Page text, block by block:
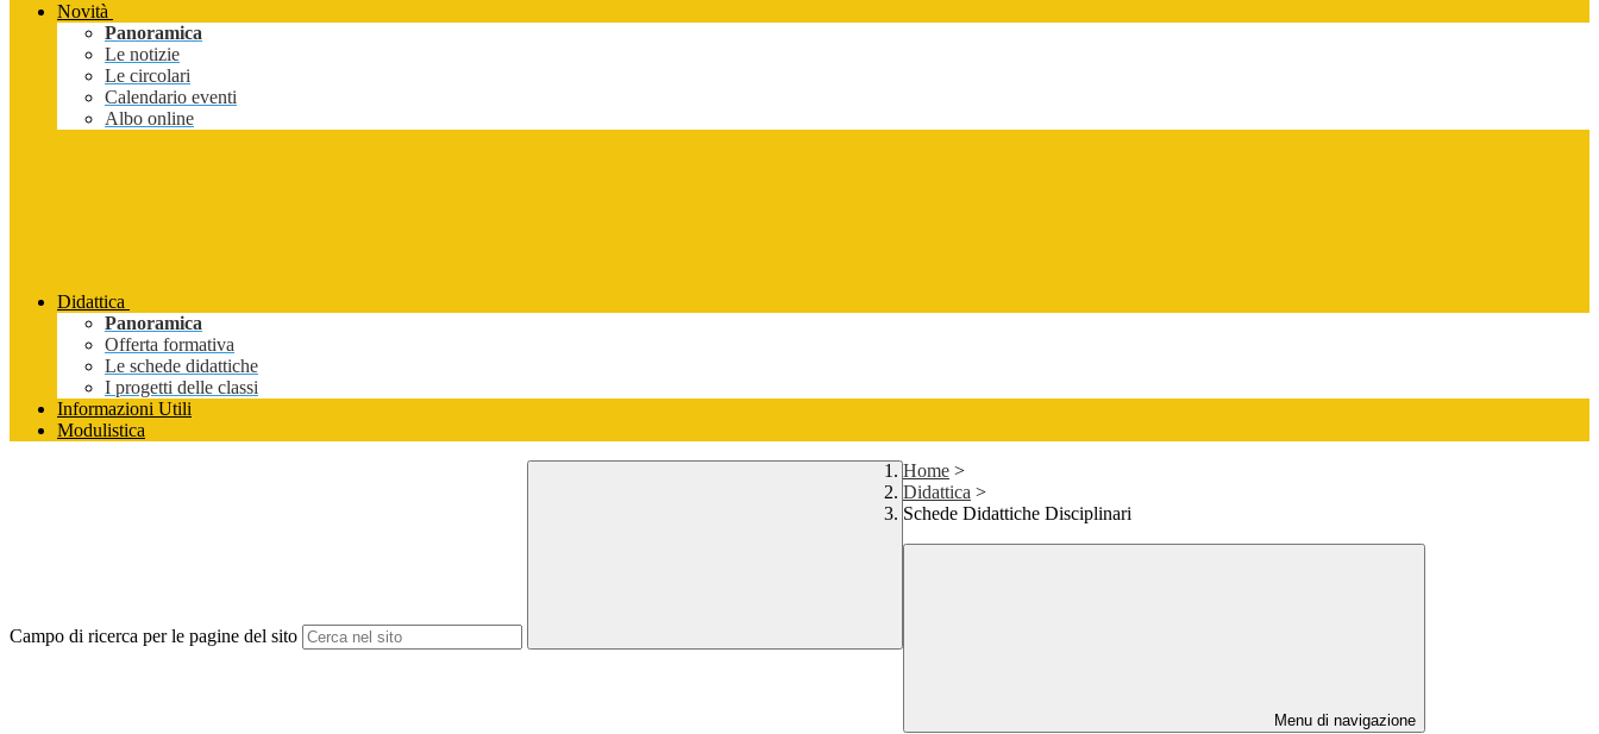
Novità
Panoramica
Le notizie
Le circolari
Calendario eventi
Albo online
Didattica
Panoramica
Offerta formativa
Le schede didattiche
I progetti delle classi
Informazioni Utili
Modulistica
Campo di ricerca per le pagine del sito
Home >
Didattica >
Schede Didattiche Disciplinari
Menu di navigazione